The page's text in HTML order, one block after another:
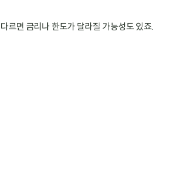
르면 금리나 한도가 달라질 가능성도 있죠.